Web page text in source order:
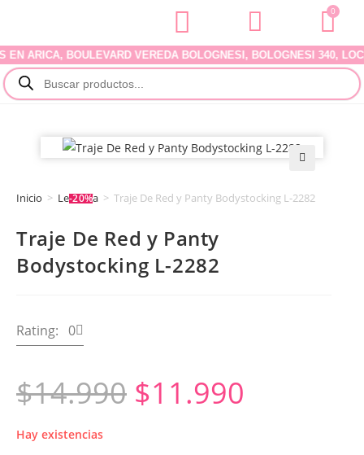
0
ARICA, BOULEVARD VEREDA BOLOGNESI, BOLOGNESI 340,
Inicio > Lencería > Traje De Red y Panty Bodystocking L-2282
Traje De Red y Panty
Bodystocking L-2282
Rating: 0
$14.990 $11.990
Hay existencias
-20%